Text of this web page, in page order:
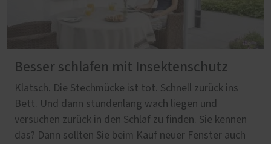
Besser schlafen mit Insektenschutz
Klatsch. Die Stechmücke ist tot. Schnell zurück ins
Bett. Und dann stundenlang wach liegen und
versuchen zurück in den Schlaf zu finden. Sie kennen
das? Dann sollten Sie beim Kauf neuer Fenster auch